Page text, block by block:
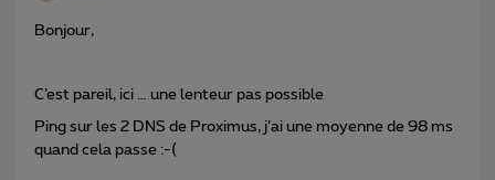
Bonjour,
C’est pareil, ici … une lenteur pas possible
Ping sur les 2 DNS de Proximus, j’ai une moyenne de 98 ms
quand cela passe :-(